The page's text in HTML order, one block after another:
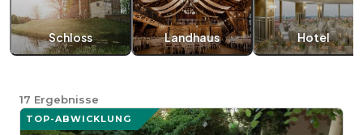
Schloss Landhaus Hotel
17 Ergebnisse
TOP-ABWICKLUNG